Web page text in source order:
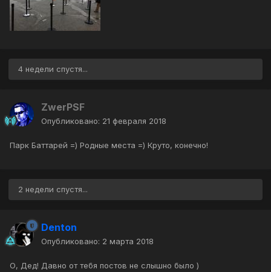
4 недели спустя...
ZwerPSF
Опубликовано: 21 февраля 2018
Парк Баттарей =) Родные места =) Круто, конечно!
2 недели спустя...
Denton
Опубликовано: 2 марта 2018
О, Дед! Давно от тебя постов не слышно было )